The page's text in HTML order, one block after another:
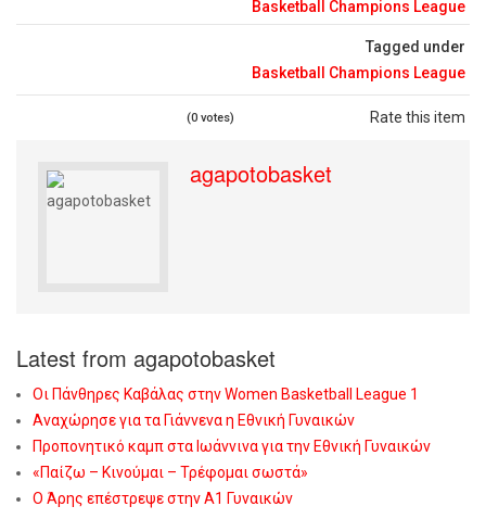
Basketball Champions League
Tagged under
Basketball Champions League
Rate this item
(0 votes)
agapotobasket
Latest from agapotobasket
Οι Πάνθηρες Καβάλας στην Women Basketball League 1
Αναχώρησε για τα Γιάννενα η Εθνική Γυναικών
Προπονητικό καμπ στα Ιωάννινα για την Εθνική Γυναικών
«Παίζω – Κινούμαι – Τρέφομαι σωστά»
Ο Άρης επέστρεψε στην Α1 Γυναικών